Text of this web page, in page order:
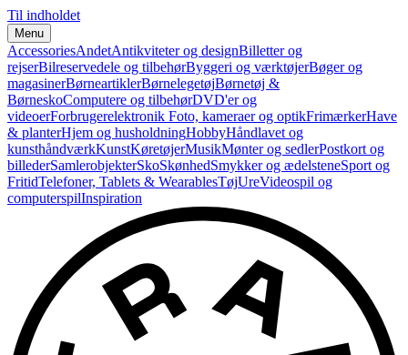
Til indholdet
Menu
AccessoriesAndetAntikviteter og designBilletter og
rejserBilreservedele og tilbehørByggeri og værktøjerBøger og
magasinerBørneartiklerBørnelegetøjBørnetøj &
BørneskoComputere og tilbehørDVD'er og
videoerForbrugerelektronik Foto, kameraer og optikFrimærkerHave
& planterHjem og husholdningHobbyHåndlavet og
kunsthåndværkKunstKøretøjerMusikMønter og sedlerPostkort og
billederSamlerobjekterSkoSkønhedSmykker og ædelsteneSport og
FritidTelefoner, Tablets & WearablesTøjUreVideospil og
computerspilInspiration